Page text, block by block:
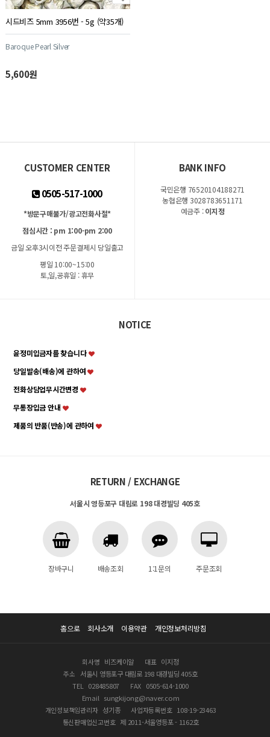
시드비즈 5mm 3956번 - 5g (약35개)
Baroque Pearl Silver
5,600원
CUSTOMER CENTER
0505-517-1000
*방문구매불가/광고전화사절*
점심시간 : pm 1:00-pm 2:00
금일 오후3시이전 주문결제시 당일출고
평일 10:00~15:00
토,일,공휴일 : 휴무
BANK INFO
국민은행 76520104188271
농협은행 3028783651171
예금주 :이지정
NOTICE
윤정미입금자를 찾습니다
당일발송(배송)에 관하여
전화상담업무시간변경
무통장입금 안내
제품의 반품(반송)에 관하여
RETURN / EXCHANGE
서울시 영등포구 대림로 198 대경빌딩 405호
장바구니 배송조회 1:1문의 주문조회
홈으로 회사소개 이용약관 개인정보처리방침
회사명 비즈케이알 대표 이지정
주소
서울시 영등포구 대림로 198 대경빌딩 405호
TEL
028485807 FAX 0505-614-1000
Email sungkijong@naver.com
개인정보책임관리자 성기종 사업자등록번호 108-19-23463
통신판매업신고번호 제 2011-서울영등포 - 1162호